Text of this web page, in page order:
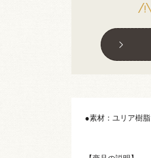
●素材：ユリア樹脂